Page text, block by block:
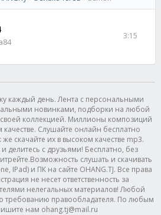
3:15
каждый день. Лента с персональными
новинками, подборки на любой
своей коллекцией. Миллионы композиций
Слушайте онлайн бесплатно
скачайте их в высоком качестве mp3.
делитесь с друзьями! Бесплатно, без
слушать и скачивать
IPad) и ПК на сайте OHANG.TJ. Все права
не несет ответственность за
нелегальных материалов! Любой
требованию правообладателя. По любым
нам ohang.tj@mail.ru